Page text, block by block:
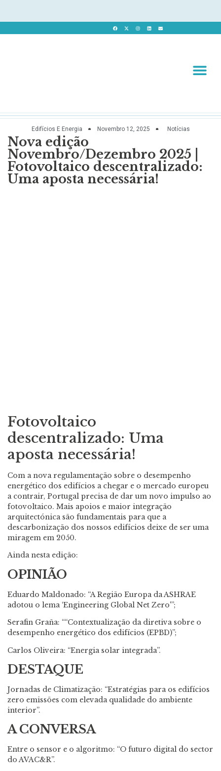
Edifícios E Energia Novembro 12, 2025 Notícias
Nova edição
Novembro/Dezembro 2025 |
Fotovoltaico descentralizado:
Uma aposta necessária!
Fotovoltaico
descentralizado: Uma
aposta necessária!
Com a nova regulamentação sobre o desempenho
energético dos edifícios a chegar e o mercado europeu
a contrair, Portugal precisa de dar um novo impulso ao
fotovoltaico. Mais apoios e maior integração
arquitectónica são fundamentais para que a
descarbonização dos nossos edifícios deixe de ser uma
miragem em 2050.
Ainda nesta edição:
OPINIÃO
Eduardo Maldonado: “A Região Europa da ASHRAE
adotou o lema ‘Engineering Global Net Zero'”;
Serafin Graña: ““Contextualização da diretiva sobre o
desempenho energético dos edifícios (EPBD)”;
Carlos Oliveira: “Energia solar integrada”.
DESTAQUE
Jornadas de Climatização: “Estratégias para os edifícios
zero emissões com elevada qualidade do ambiente
interior”.
A CONVERSA
Entre o sensor e o algoritmo: “O futuro digital do sector
do AVAC&R”.